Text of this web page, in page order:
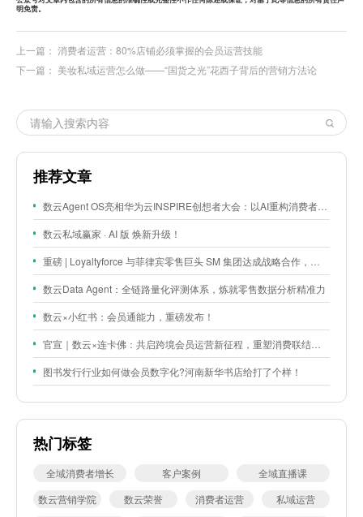
明免责。
上一篇： 消费者运营：80%店铺必须掌握的会员运营技能
下一篇： 美妆私域运营怎么做——“国货之光”花西子背后的营销方法论
推荐文章
数云Agent OS亮相华为云INSPIRE创想者大会：以AI重构消费者运营与零售营销新范式
数云私域赢家 · AI 版 焕新升级！
重磅 | Loyaltyforce 与菲律宾零售巨头 SM 集团达成战略合作，携手开启 SMAC 会员数智化运营新征程
数云Data Agent：全链路量化评测体系，炼就零售数据分析精准力
数云×小红书：会员通能力，重磅发布！
官宣｜数云×连卡佛：共启跨境会员运营新征程，重塑消费联结新体验
图书发行行业如何做会员数字化?河南新华书店给打了个样！
热门标签
全域消费者增长 客户案例
全域直播课
数云营销学院
数云荣誉 消费者运营
私域运营